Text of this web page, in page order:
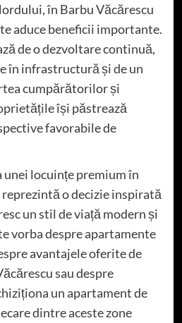
în Barbu Văcărescu
aduce beneficii importante.
de o dezvoltare continuă,
în infrastructură și de un
cumpărătorilor și
își păstrează
favorabile de
unei locuințe premium în
o decizie inspirată
un stil de viață modern și
vorba despre apartamente
avantajele oferite de
sau despre
un apartament de
dintre aceste zone